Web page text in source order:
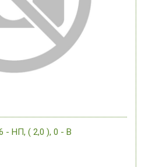
НП, ( 2,0 ), 0 - В